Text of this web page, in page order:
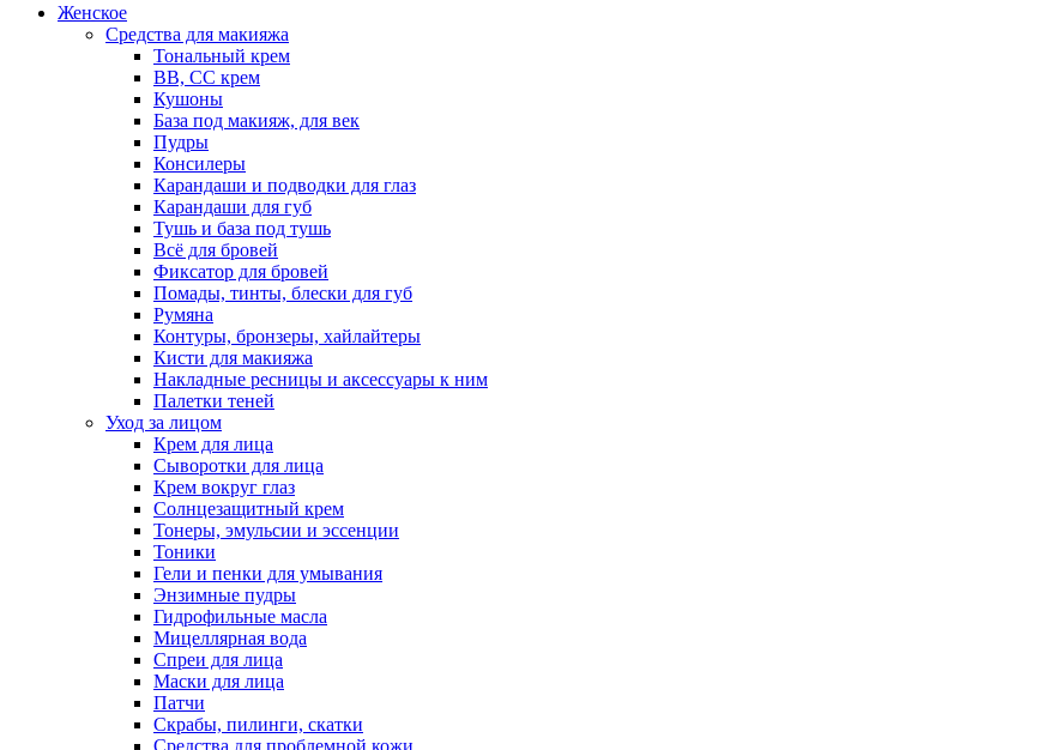
Женское
Средства для макияжа
Тональный крем
BB, CC крем
Кушоны
База под макияж, для век
Пудры
Консилеры
Карандаши и подводки для глаз
Карандаши для губ
Тушь и база под тушь
Всё для бровей
Фиксатор для бровей
Помады, тинты, блески для губ
Румяна
Контуры, бронзеры, хайлайтеры
Кисти для макияжа
Накладные ресницы и аксессуары к ним
Палетки теней
Уход за лицом
Крем для лица
Сыворотки для лица
Крем вокруг глаз
Солнцезащитный крем
Тонеры, эмульсии и эссенции
Тоники
Гели и пенки для умывания
Энзимные пудры
Гидрофильные масла
Мицеллярная вода
Спреи для лица
Маски для лица
Патчи
Скрабы, пилинги, скатки
Средства для проблемной кожи